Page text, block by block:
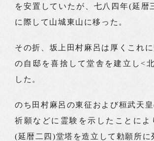
を安置していたが、七八四年(延暦
に際して山城東山に移った。
その折、坂上田村麻呂は厚くこれ
の自邸を喜捨して堂舎を建立し<
した。
のち田村麻呂の東征および桓武天
祈願などに霊験を示したことによ
(延暦二四)堂塔を造立して勅願所に